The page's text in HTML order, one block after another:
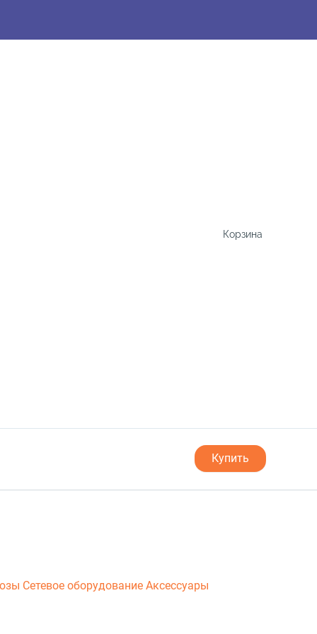
Корзина
Купить
Сетевое оборудование Аксессуары